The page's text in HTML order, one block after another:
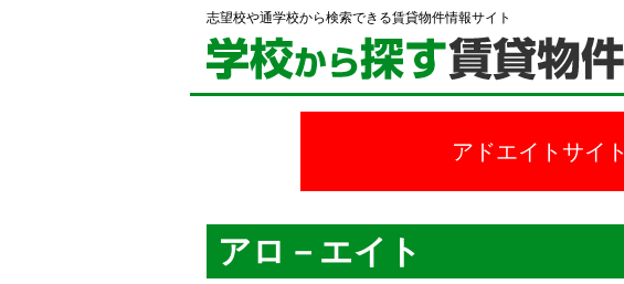
志望校や通学校から検索できる賃貸物件情報サイト
アドエイトサイト
アロ－エイト